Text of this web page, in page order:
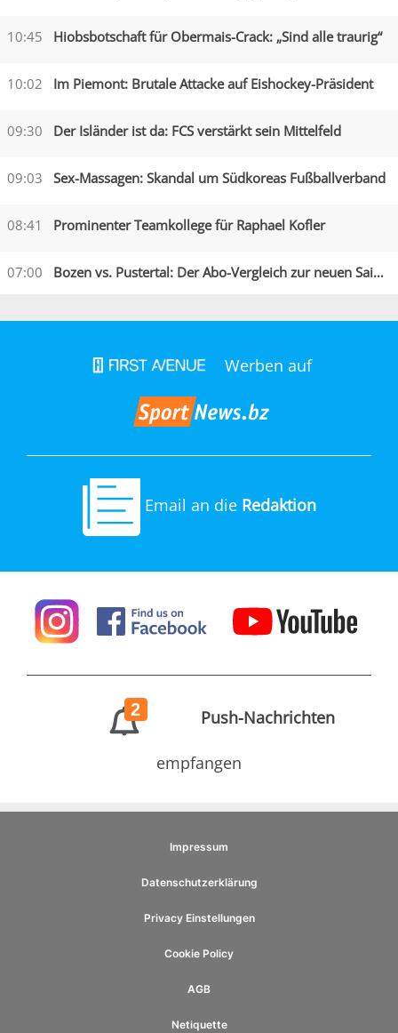
10:45 Hiobsbotschaft für Obermais-Crack: „Sind alle traurig“
10:02 Im Piemont: Brutale Attacke auf Eishockey-Präsident
09:30 Der Isländer ist da: FCS verstärkt sein Mittelfeld
09:03 Sex-Massagen: Skandal um Südkoreas Fußballverband
08:41 Prominenter Teamkollege für Raphael Kofler
07:00 Bozen vs. Pustertal: Der Abo-Vergleich zur neuen Saison
Werben auf
Email an die Redaktion
2 Push-Nachrichten
empfangen
Impressum
Datenschutzerklärung
Privacy Einstellungen
Cookie Policy
AGB
Netiquette